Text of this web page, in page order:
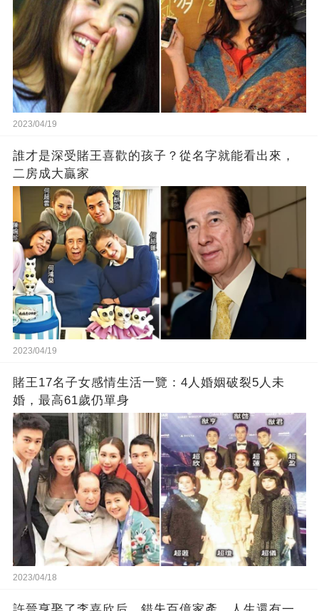
2023/04/19
誰才是深受賭王喜歡的孩子？從名字就能看出來，
二房成大贏家
2023/04/19
賭王17名子女感情生活一覽：4人婚姻破裂5人未
婚，最高61歲仍單身
2023/04/18